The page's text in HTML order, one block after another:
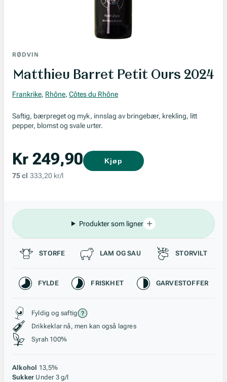
RØDVIN
Matthieu Barret Petit Ours 2024
Frankrike, Rhône, Côtes du Rhône
Saftig, bærpreget og myk, innslag av bringebær, krekling, litt
pepper, blomst og svale urter.
Kr 249,90
75 cl 333,20 kr/l
Kjøp
Produkter som ligner
Passer til
STORFE LAM OG SAU STORVILT
Karakteristikk
FYLDE FRISKHET GARVESTOFFER
Stil, lagring og råstoff
Fyldig og saftig
Drikkeklar nå, men kan også lagres
Syrah 100%
Alkohol 13,5%
Sukker Under 3 g/l